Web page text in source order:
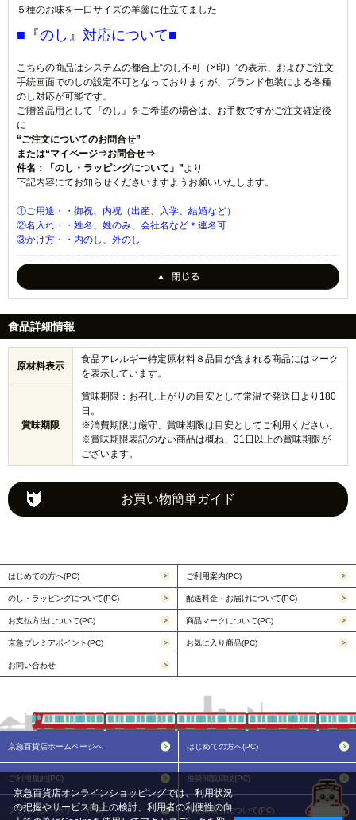
５種のお味を一口サイズの羊羹に仕立てました
■『のし』対応について■
こちらの商品はシステムの都合上“のし不可（×印）”の表示、およびご注文
手続画面でのしの設定不可となっておりますが、ブランド包装による各種
のし対応が可能です。
ご贈答品用として『のし』をご希望の場合は、お手数ですがご注文確定後
に
“ご注文についてのお問合せ”
または“マイページ⇒お問合せ⇒
件名：「のし・ラッピングについて」”より
下記内容にてお知らせくださいますようお願いいたします。
①ご用途・・御祝、内祝（出産、入学、結婚など）
②名入れ・・姓名、姓のみ、会社名など＊連名可
③かけ方・・内のし、外のし
食品詳細情報
原材料表示
食品アレルギー特定原材料８品目が含まれる商品にはマーク
を表示しています。
賞味期限
賞味期限：お召し上がりの目安として常温で発送日より180
日。
※消費期限は厳守、賞味期限は目安としてご利用ください。
※賞味期限表記のない商品は概ね、31日以上の賞味期限が
ございます。
お買い物簡単ガイド
はじめての方へ(PC) ご利用案内(PC)
のし・ラッピングについて(PC) 配送料金・お届けについて(PC)
お支払方法について(PC) 商品マークについて(PC)
京急プレミアポイント(PC) お気に入り商品(PC)
お問い合わせ
京急百貨店ホームページへ はじめての方へ(PC)
ご利用規約(PC) 推奨閲覧環境(PC)
プライバシーポリシー(PC) 特定商取引について(PC)
京急百貨店オンラインショッピングでは、利用状況
の把握やサービス向上の検討、利用者の利便性の向